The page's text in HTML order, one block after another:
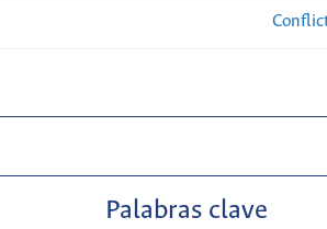
Palabras clave